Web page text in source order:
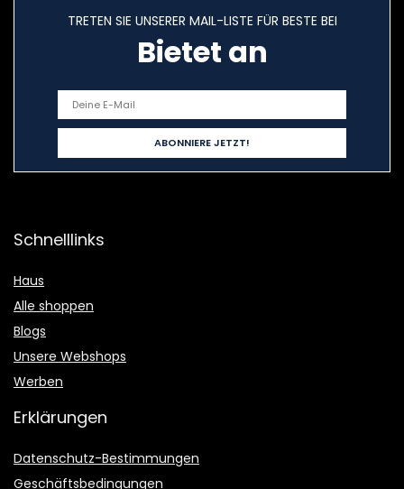
TRETEN SIE UNSERER MAIL-LISTE FÜR BESTE BEI
Bietet an
Schnelllinks
Haus
Alle shoppen
Blogs
Unsere Webshops
Werben
Erklärungen
Datenschutz-Bestimmungen
Geschäftsbedingungen